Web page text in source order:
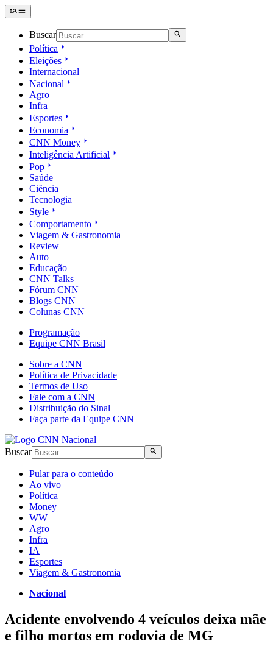
Buscar
Política
Eleições
Internacional
Nacional
Agro
Infra
Esportes
Economia
CNN Money
Inteligência Artificial
Pop
Saúde
Ciência
Tecnologia
Style
Comportamento
Viagem & Gastronomia
Review
Auto
Educação
CNN Talks
Fórum CNN
Blogs CNN
Colunas CNN
Programação
Equipe CNN Brasil
Sobre a CNN
Política de Privacidade
Termos de Uso
Fale com a CNN
Distribuição do Sinal
Faça parte da Equipe CNN
Buscar
Pular para o conteúdo
Ao vivo
Política
Money
WW
Agro
Infra
IA
Esportes
Viagem & Gastronomia
Nacional
Acidente envolvendo 4 veículos deixa mãe
e filho mortos em rodovia de MG